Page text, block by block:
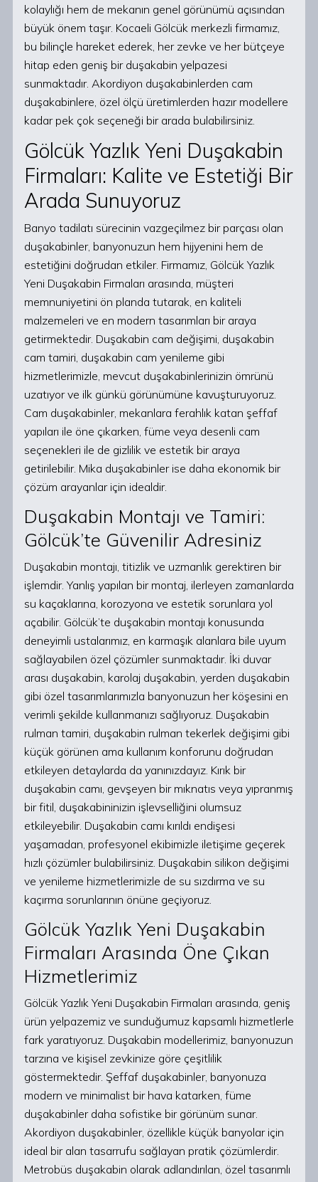
kolaylığı hem de mekanın genel görünümü açısından
büyük önem taşır. Kocaeli Gölcük merkezli firmamız,
bu bilinçle hareket ederek, her zevke ve her bütçeye
hitap eden geniş bir duşakabin yelpazesi
sunmaktadır. Akordiyon duşakabinlerden cam
duşakabinlere, özel ölçü üretimlerden hazır modellere
kadar pek çok seçeneği bir arada bulabilirsiniz.
Gölcük Yazlık Yeni Duşakabin
Firmaları: Kalite ve Estetiği Bir
Arada Sunuyoruz
Banyo tadilatı sürecinin vazgeçilmez bir parçası olan
duşakabinler, banyonuzun hem hijyenini hem de
estetiğini doğrudan etkiler. Firmamız, Gölcük Yazlık
Yeni Duşakabin Firmaları arasında, müşteri
memnuniyetini ön planda tutarak, en kaliteli
malzemeleri ve en modern tasarımları bir araya
getirmektedir. Duşakabin cam değişimi, duşakabin
cam tamiri, duşakabin cam yenileme gibi
hizmetlerimizle, mevcut duşakabinlerinizin ömrünü
uzatıyor ve ilk günkü görünümüne kavuşturuyoruz.
Cam duşakabinler, mekanlara ferahlık katan şeffaf
yapıları ile öne çıkarken, füme veya desenli cam
seçenekleri ile de gizlilik ve estetik bir araya
getirilebilir. Mika duşakabinler ise daha ekonomik bir
çözüm arayanlar için idealdir.
Duşakabin Montajı ve Tamiri:
Gölcük’te Güvenilir Adresiniz
Duşakabin montajı, titizlik ve uzmanlık gerektiren bir
işlemdir. Yanlış yapılan bir montaj, ilerleyen zamanlarda
su kaçaklarına, korozyona ve estetik sorunlara yol
açabilir. Gölcük’te duşakabin montajı konusunda
deneyimli ustalarımız, en karmaşık alanlara bile uyum
sağlayabilen özel çözümler sunmaktadır. İki duvar
arası duşakabin, karolaj duşakabin, yerden duşakabin
gibi özel tasarımlarımızla banyonuzun her köşesini en
verimli şekilde kullanmanızı sağlıyoruz. Duşakabin
rulman tamiri, duşakabin rulman tekerlek değişimi gibi
küçük görünen ama kullanım konforunu doğrudan
etkileyen detaylarda da yanınızdayız. Kırık bir
duşakabin camı, gevşeyen bir mıknatıs veya yıpranmış
bir fitil, duşakabininizin işlevselliğini olumsuz
etkileyebilir. Duşakabin camı kırıldı endişesi
yaşamadan, profesyonel ekibimizle iletişime geçerek
hızlı çözümler bulabilirsiniz. Duşakabin silikon değişimi
ve yenileme hizmetlerimizle de su sızdırma ve su
kaçırma sorunlarının önüne geçiyoruz.
Gölcük Yazlık Yeni Duşakabin
Firmaları Arasında Öne Çıkan
Hizmetlerimiz
Gölcük Yazlık Yeni Duşakabin Firmaları arasında, geniş
ürün yelpazemiz ve sunduğumuz kapsamlı hizmetlerle
fark yaratıyoruz. Duşakabin modellerimiz, banyonuzun
tarzına ve kişisel zevkinize göre çeşitlilik
göstermektedir. Şeffaf duşakabinler, banyonuza
modern ve minimalist bir hava katarken, füme
duşakabinler daha sofistike bir görünüm sunar.
Akordiyon duşakabinler, özellikle küçük banyolar için
ideal bir alan tasarrufu sağlayan pratik çözümlerdir.
Metrobüs duşakabin olarak adlandırılan, özel tasarımlı